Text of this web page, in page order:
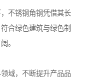
不锈钢角钢凭借其长
合绿色建筑与绿色制
。
域，不断提升产品品